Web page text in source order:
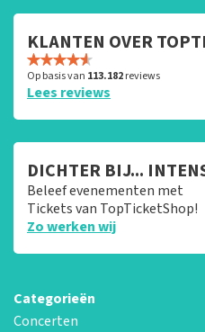
KLANTEN OVER
Op basis van 113.182reviews
Lees reviews
DICHTER BIJ...
Beleef evenementen met
Tickets van TopTicketShop!
Zo werken wij
Categorieën
Concerten